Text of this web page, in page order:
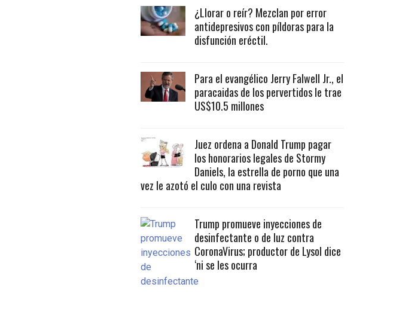
¿Llorar o reír? Mezclan por error
antidepresivos con píldoras para la
disfunción eréctil.
Para el evangélico Jerry Falwell Jr., el
paracaidas de los pervertidos le trae
US$10.5 millones
Juez ordena a Donald Trump pagar
los honorarios legales de Stormy
Daniels, la estrella de porno que una
vez le azotó el culo con una revista
Trump promueve inyecciones de
desinfectante o de luz contra
CoronaVirus; productor de Lysol dice
‘ni se les ocurra